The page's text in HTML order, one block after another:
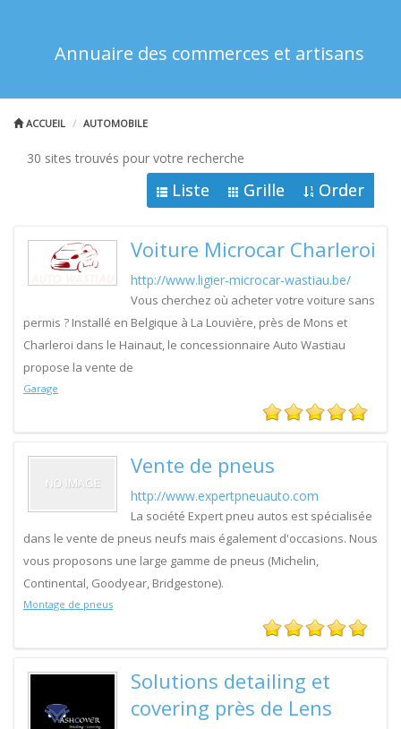
Annuaire des commerces et artisans
ACCUEIL AUTOMOBILE
30 sites trouvés pour votre recherche
Liste Grille Order
Voiture Microcar Charleroi
http://www.ligier-microcar-wastiau.be/
Vous cherchez où acheter votre voiture sans
permis ? Installé en Belgique à La Louvière, près de Mons et
Charleroi dans le Hainaut, le concessionnaire Auto Wastiau
propose la vente de
Garage
Vente de pneus
http://www.expertpneuauto.com
La société Expert pneu autos est spécialisée
dans le vente de pneus neufs mais également d'occasions. Nous
vous proposons une large gamme de pneus (Michelin,
Continental, Goodyear, Bridgestone).
Montage de pneus
Solutions detailing et
covering près de Lens